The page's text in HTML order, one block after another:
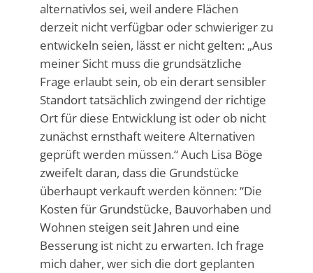
alternativlos sei, weil andere Flächen
derzeit nicht verfügbar oder schwieriger zu
entwickeln seien, lässt er nicht gelten: „Aus
meiner Sicht muss die grundsätzliche
Frage erlaubt sein, ob ein derart sensibler
Standort tatsächlich zwingend der richtige
Ort für diese Entwicklung ist oder ob nicht
zunächst ernsthaft weitere Alternativen
geprüft werden müssen.“ Auch Lisa Böge
zweifelt daran, dass die Grundstücke
überhaupt verkauft werden können: “Die
Kosten für Grundstücke, Bauvorhaben und
Wohnen steigen seit Jahren und eine
Besserung ist nicht zu erwarten. Ich frage
mich daher, wer sich die dort geplanten